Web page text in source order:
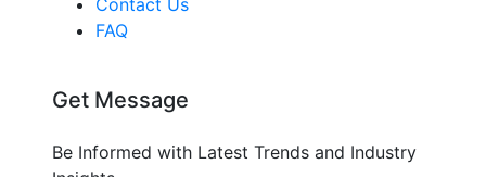
FAQ
Get Message
Be Informed with Latest Trends and Industry